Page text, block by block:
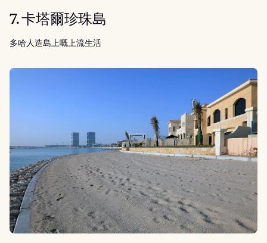
7. 卡塔爾珍珠島
多哈人造島上嘅上流生活